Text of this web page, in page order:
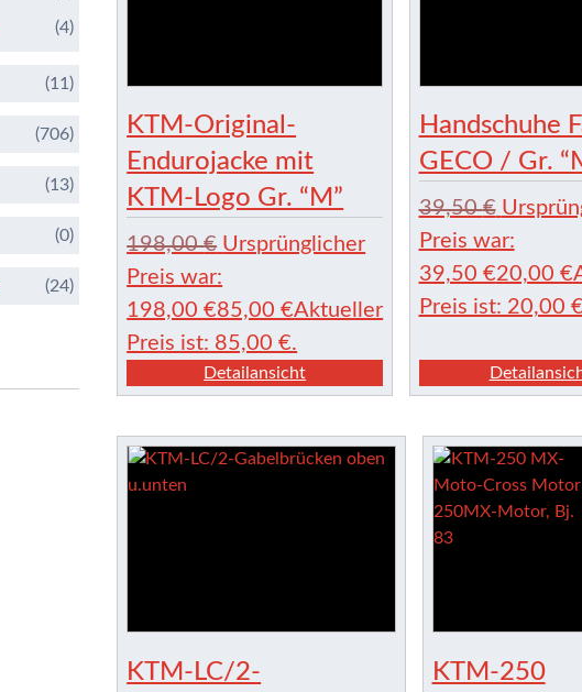
KTM-Original-
Endurojacke mit
KTM-Logo Gr. “M”
198,00€ Ursprünglicher
Preis war:
198,00 €85,00€Aktueller
Preis ist: 85,00 €.
Detailansicht
Handschuhe
GECO / Gr.
39,50€
Preis war:
39,50 €20,00 €
Preis ist: 20,00
KTM-LC/2- KTM-250
(4)
(11)
(706)
(13)
(0)
(24)